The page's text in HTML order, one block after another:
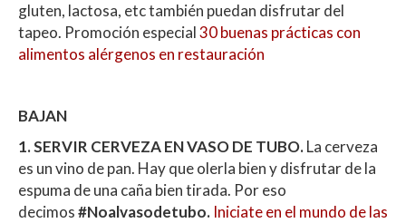
gluten, lactosa, etc también puedan disfrutar del
tapeo. Promoción especial30 buenas prácticas con
alimentos alérgenos en restauración
BAJAN
1. SERVIR CERVEZA EN VASO DE TUBO.La cerveza
es un vino de pan. Hay que olerla bien y disfrutar de la
espuma de una caña bien tirada. Por eso
decimos#Noalvasodetubo. Iniciate en el mundo de las